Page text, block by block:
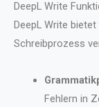
DeepL Write
DeepL Write
Schreibprozess
Fehlern in